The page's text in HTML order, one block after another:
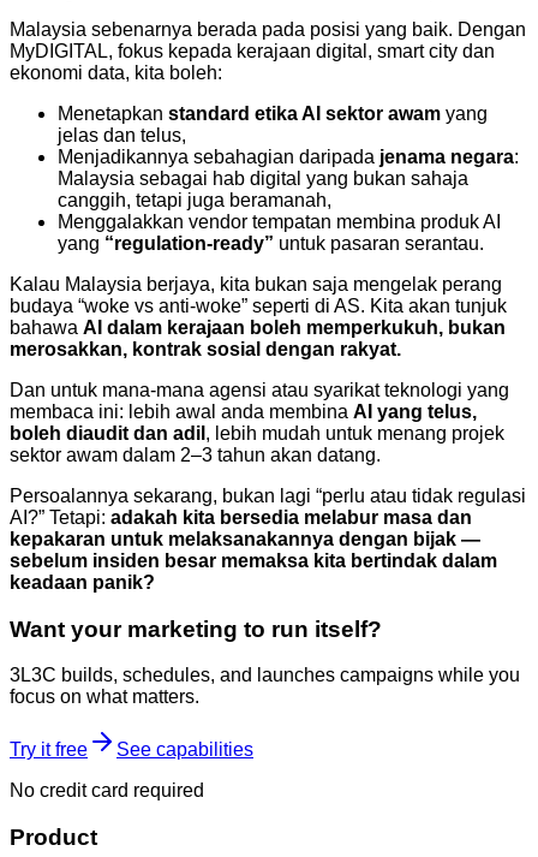
Malaysia sebenarnya berada pada posisi yang baik. Dengan
MyDIGITAL, fokus kepada kerajaan digital, smart city dan
ekonomi data, kita boleh:
Menetapkan standard etika AI sektor awam yang
jelas dan telus,
Menjadikannya sebahagian daripada jenama negara:
Malaysia sebagai hab digital yang bukan sahaja
canggih, tetapi juga beramanah,
Menggalakkan vendor tempatan membina produk AI
yang “regulation-ready” untuk pasaran serantau.
Kalau Malaysia berjaya, kita bukan saja mengelak perang
budaya “woke vs anti-woke” seperti di AS. Kita akan tunjuk
bahawa AI dalam kerajaan boleh memperkukuh, bukan
merosakkan, kontrak sosial dengan rakyat.
Dan untuk mana-mana agensi atau syarikat teknologi yang
membaca ini: lebih awal anda membina AI yang telus,
boleh diaudit dan adil , lebih mudah untuk menang projek
sektor awam dalam 2–3 tahun akan datang.
Persoalannya sekarang, bukan lagi “perlu atau tidak regulasi
AI?” Tetapi: adakah kita bersedia melabur masa dan
kepakaran untuk melaksanakannya dengan bijak —
sebelum insiden besar memaksa kita bertindak dalam
keadaan panik?
Want your marketing to run itself?
3L3C builds, schedules, and launches campaigns while you
focus on what matters.
Try it free
See capabilities
No credit card required
Product